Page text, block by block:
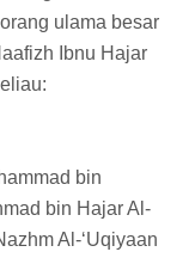
ulama besar
Ibnu Hajar
bin
bin Hajar Al-
Al-‘Uqiyaan